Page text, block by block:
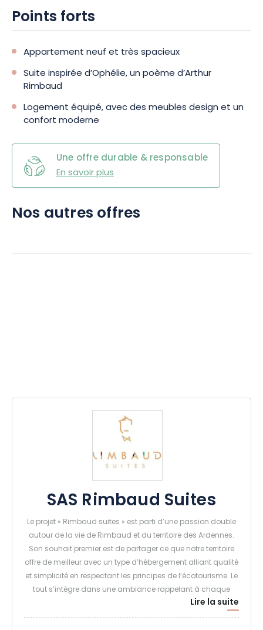
Points forts
Appartement neuf et très spacieux
Suite inspirée d’Ophélie, un poème d’Arthur
Rimbaud
Logement équipé, avec des meubles design et un
confort moderne
Une offre durable & responsable
En savoir plus
Nos autres offres
SAS Rimbaud Suites
Le projet « Rimbaud suites » est parti d’une passion double
autour de la vie de Rimbaud et du territoire des Ardennes.
Son souhait premier est de partager ce que notre territoire
offre de meilleur avec un type d’hébergement alliant qualité
et simplicité en respectant les principes de l’écotourisme. Le
tout s’intègre dans une ambiance rappelant à chaque
instant la vie du plus grand poète à l’œuvre mondialement
reconnue, né à Charleville.
Lire la suite